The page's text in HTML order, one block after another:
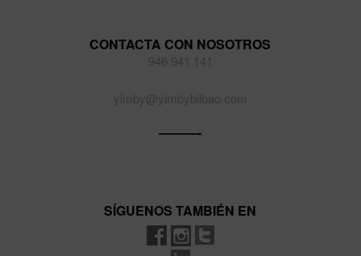
CONTACTA CON NOSOTROS
———-
SÍGUENOS TAMBIÉN EN